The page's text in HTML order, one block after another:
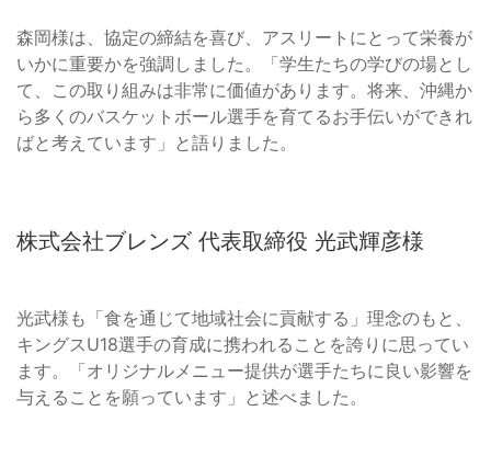
森岡様は、協定の締結を喜び、アスリートにとって栄養が
いかに重要かを強調しました。「学生たちの学びの場とし
て、この取り組みは非常に価値があります。将来、沖縄か
ら多くのバスケットボール選手を育てるお手伝いができれ
ばと考えています」と語りました。
株式会社ブレンズ 代表取締役 光武輝彦様
光武様も「食を通じて地域社会に貢献する」理念のもと、
キングスU18選手の育成に携われることを誇りに思ってい
ます。「オリジナルメニュー提供が選手たちに良い影響を
与えることを願っています」と述べました。